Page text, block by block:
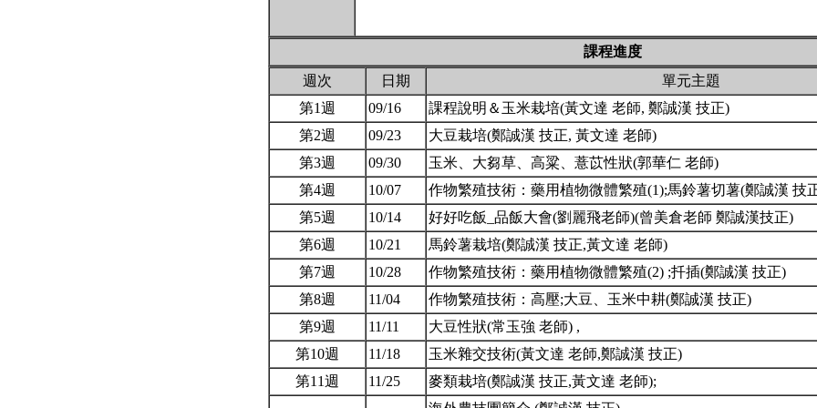
課程進度
週次
日期
單元主題
第1週
09/16
課程說明＆玉米栽培(黃文達 老師, 鄭誠漢 技正)
第2週
09/23
大豆栽培(鄭誠漢 技正, 黃文達 老師)
第3週
09/30
玉米、大芻草、高粱、薏苡性狀(郭華仁 老師)
第4週
10/07
作物繁殖技術：藥用植物微體繁殖(1);馬鈴薯切薯(鄭誠漢 技
第5週
10/14
好好吃飯_品飯大會(劉麗飛老師)(曾美倉老師 鄭誠漢技正)
第6週
10/21
馬鈴薯栽培(鄭誠漢 技正,黃文達 老師)
第7週
10/28
作物繁殖技術：藥用植物微體繁殖(2) ;扦插(鄭誠漢 技正)
第8週
11/04
作物繁殖技術：高壓;大豆、玉米中耕(鄭誠漢 技正)
第9週
11/11
大豆性狀(常玉強 老師) ,
第10週
11/18
玉米雜交技術(黃文達 老師,鄭誠漢 技正)
第11週
11/25
麥類栽培(鄭誠漢 技正,黃文達 老師);